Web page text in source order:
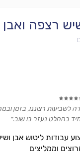
רצפה
עבודות ליטוש אבן
וממליצים
לשביעות רצוננו, בזמן
בהחלט נעזר בו שוב.״